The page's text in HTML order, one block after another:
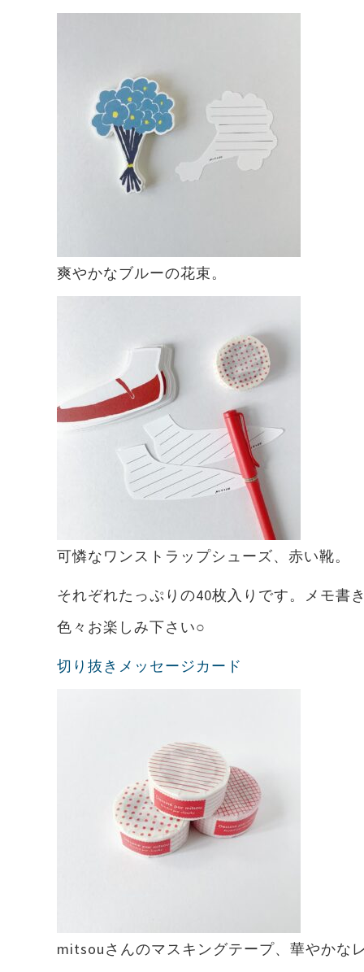
爽やかなブルーの花束。
可憐なワンストラップシューズ、赤い靴。
それぞれたっぷりの40枚入りです。メモ書
色々お楽しみ下さい○
切り抜きメッセージカード
mitsouさんのマスキングテープ、華やかな